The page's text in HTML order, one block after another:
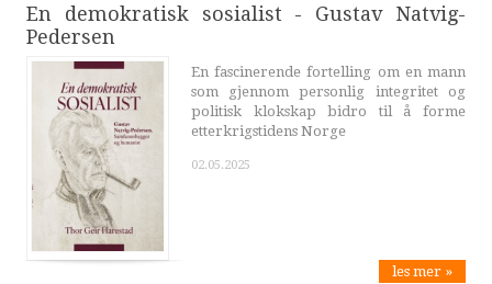
En demokratisk sosialist - Gustav Natvig-
Pedersen
En fascinerende fortelling om en mann
som gjennom personlig integritet og
politisk klokskap bidro til å forme
etterkrigstidens Norge
02.05.2025
les mer »